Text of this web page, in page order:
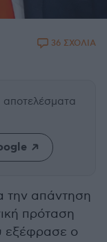
36 ΣΧΟΛΙΑ
αποτελέσματα
την απάντηση
πρόταση
εξέφρασε ο